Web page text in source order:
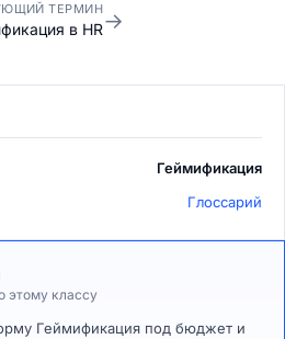
ТЕРМИН
в HR→
Геймификация
Глоссарий
этому классу
Геймификация под бюджет и